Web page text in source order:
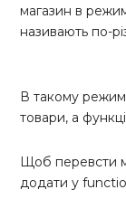
магазин в
називають по-
В такому
товари, а
Щоб перевсти
додати у